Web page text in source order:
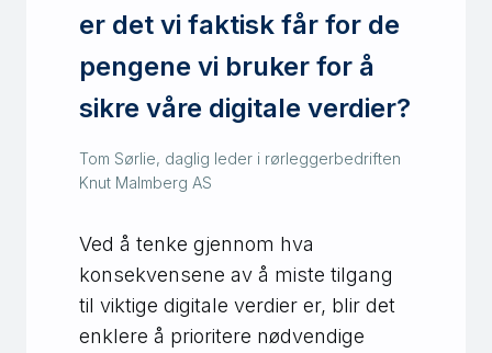
er det vi faktisk får for de
pengene vi bruker for å
sikre våre digitale verdier?
Tom Sørlie, daglig leder i rørleggerbedriften
Knut Malmberg AS
Ved å tenke gjennom hva
konsekvensene av å miste tilgang
til viktige digitale verdier er, blir det
enklere å prioritere nødvendige